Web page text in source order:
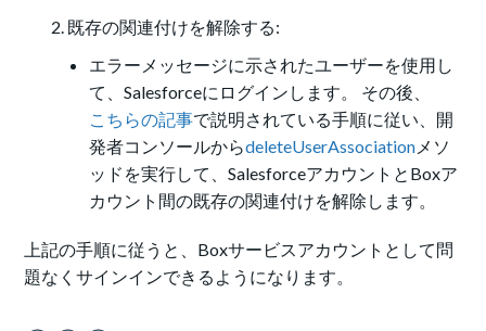
既存の関連付けを解除する:
エラーメッセージに示されたユーザーを使用し
て、Salesforceにログインします。 その後、
こちらの記事で説明されている手順に従い、開
発者コンソールからdeleteUserAssociation メソ
ッドを実行して、SalesforceアカウントとBoxア
カウント間の既存の関連付けを解除します。
上記の手順に従うと、Boxサービスアカウントとして問
題なくサインインできるようになります。